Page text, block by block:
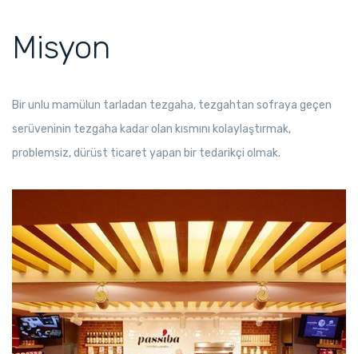
Misyon
Bir unlu mamülun tarladan tezgaha, tezgahtan sofraya geçen
serüveninin tezgaha kadar olan kısmını kolaylaştırmak,
problemsiz, dürüst ticaret yapan bir tedarikçi olmak.